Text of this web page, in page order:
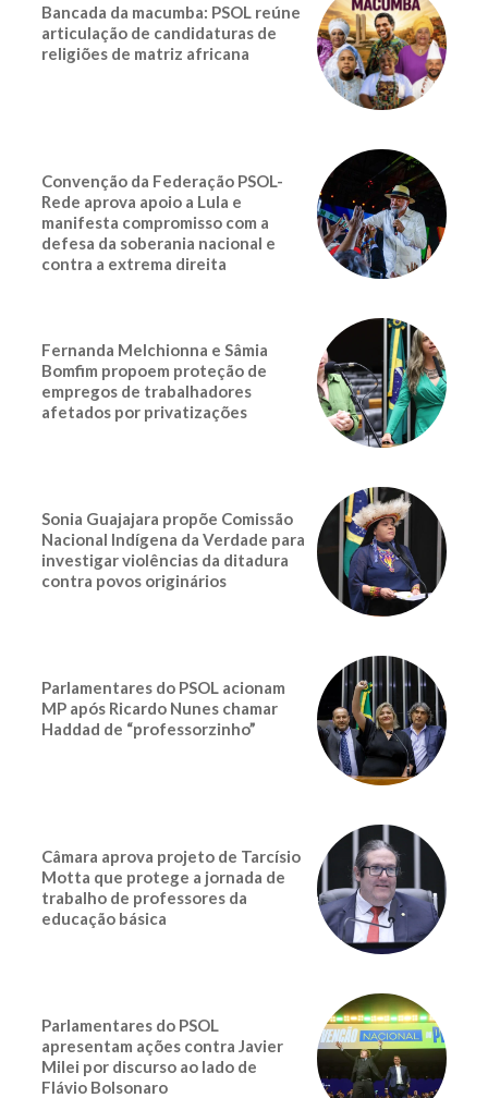
Bancada da macumba: PSOL reúne
articulação de candidaturas de
religiões de matriz africana
Convenção da Federação PSOL-
Rede aprova apoio a Lula e
manifesta compromisso com a
defesa da soberania nacional e
contra a extrema direita
Fernanda Melchionna e Sâmia
Bomfim propoem proteção de
empregos de trabalhadores
afetados por privatizações
Sonia Guajajara propõe Comissão
Nacional Indígena da Verdade para
investigar violências da ditadura
contra povos originários
Parlamentares do PSOL acionam
MP após Ricardo Nunes chamar
Haddad de “professorzinho”
Câmara aprova projeto de Tarcísio
Motta que protege a jornada de
trabalho de professores da
educação básica
Parlamentares do PSOL
apresentam ações contra Javier
Milei por discurso ao lado de
Flávio Bolsonaro